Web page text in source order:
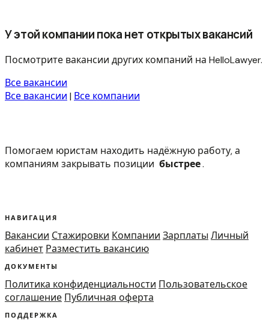
У этой компании пока нет открытых вакансий
Посмотрите вакансии других компаний на HelloLawyer.
Все вакансии
Все вакансии | Все компании
Помогаем юристам находить надёжную работу, а
компаниям закрывать позиции быстрее.
НАВИГАЦИЯ
Вакансии Стажировки Компании Зарплаты Личный
кабинет Разместить вакансию
ДОКУМЕНТЫ
Политика конфиденциальности Пользовательское
соглашение Публичная оферта
ПОДДЕРЖКА